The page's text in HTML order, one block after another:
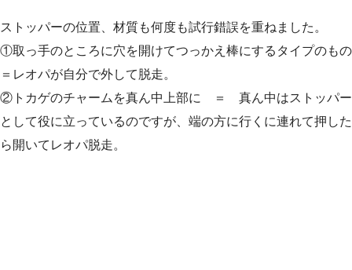
ストッパーの位置、材質も何度も試行錯誤を重ねました。
①取っ手のところに穴を開けてつっかえ棒にするタイプのもの
＝レオパが自分で外して脱走。
②トカゲのチャームを真ん中上部に ＝ 真ん中はストッパー
として役に立っているのですが、端の方に行くに連れて押した
ら開いてレオパ脱走。